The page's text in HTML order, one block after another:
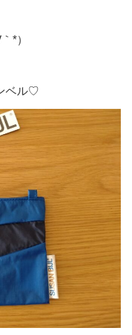
*）
ベル♡